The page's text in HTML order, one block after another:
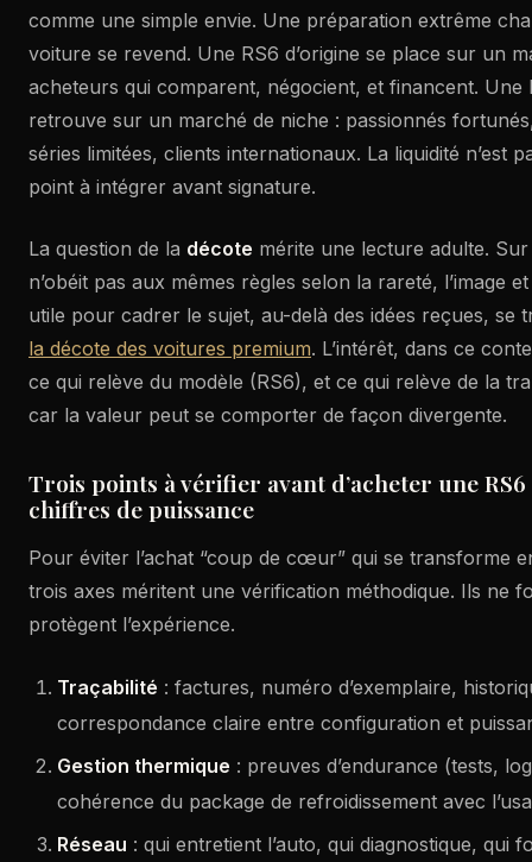
comme une simple envie. Une préparation extrême
voiture se revend. Une RS6 d’origine se place sur un
acheteurs qui comparent, négocient, et financent. Une
retrouve sur un marché de niche : passionnés
séries limitées, clients internationaux. La liquidité n’est
point à intégrer avant signature.
La question de la décote mérite une lecture adulte.
n’obéit pas aux mêmes règles selon la rareté, l’image
utile pour cadrer le sujet, au-delà des idées reçues, se
la décote des voitures premium. L’intérêt, dans ce
ce qui relève du modèle (RS6), et ce qui relève de la
car la valeur peut se comporter de façon divergente.
Trois points à vérifier avant d’acheter une
chiffres de puissance
Pour éviter l’achat “coup de cœur” qui se transforme
trois axes méritent une vérification méthodique. Ils ne
protègent l’expérience.
Traçabilité : factures, numéro d’exemplaire,
correspondance claire entre configuration et
Gestion thermique : preuves d’endurance (tests,
cohérence du package de refroidissement avec
Réseau : qui entretient l’auto, qui diagnostique, qui